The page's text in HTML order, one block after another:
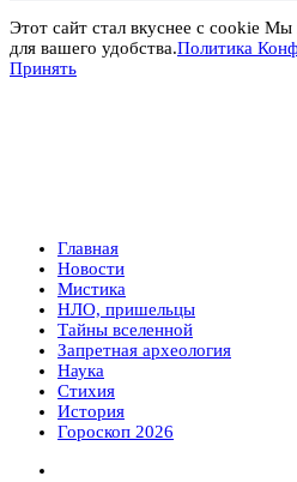
Этот сайт стал вкуснее с cookie
для вашего удобства.Политика
Принять
Главная
Новости
Мистика
НЛО, пришельцы
Тайны вселенной
Запретная археология
Наука
Стихия
История
Гороскоп 2026